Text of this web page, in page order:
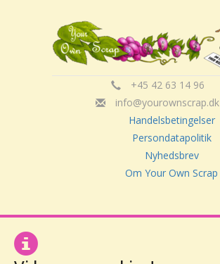
+45 42 63 14 96
info@yourownscrap.dk
Handelsbetingelser
Persondatapolitik
Nyhedsbrev
Om Your Own Scrap